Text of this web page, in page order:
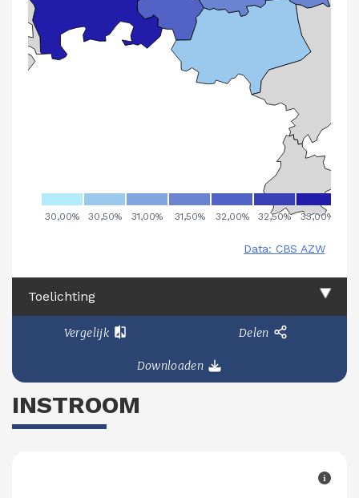
Toelichting
Vergelijk Delen
Downloaden
INSTROOM